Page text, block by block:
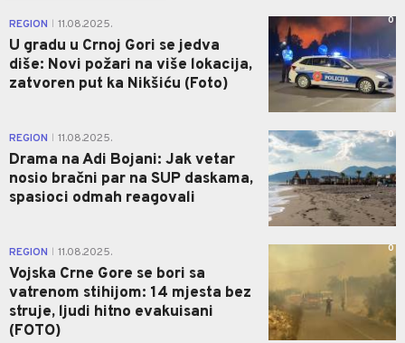
REGION 11.08.2025.
U gradu u Crnoj Gori se jedva
diše: Novi požari na više lokacija,
zatvoren put ka Nikšiću (Foto)
0
REGION 11.08.2025.
Drama na Adi Bojani: Jak vetar
nosio bračni par na SUP daskama,
spasioci odmah reagovali
0
REGION 11.08.2025.
Vojska Crne Gore se bori sa
vatrenom stihijom: 14 mjesta bez
struje, ljudi hitno evakuisani
(FOTO)
0